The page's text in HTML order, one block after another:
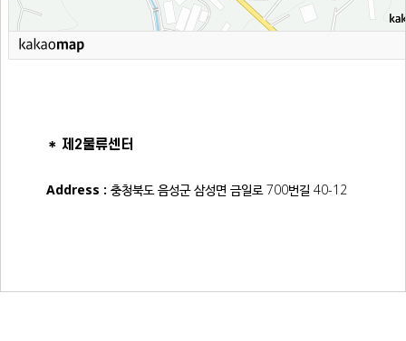
＊ 제2물류센터
Address : 충청북도 음성군 삼성면 금일로 700번길 40-12